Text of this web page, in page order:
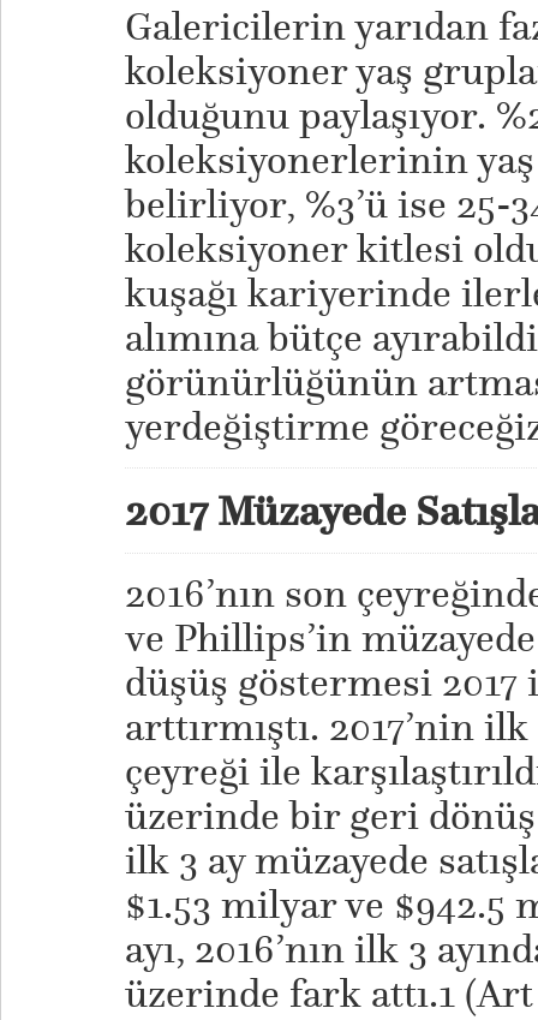
Galericilerin yarıdan
koleksiyoner yaş
olduğunu paylaşıyor.
koleksiyonerlerinin
belirliyor, %3’ü ise 25-
koleksiyoner kitlesi
kuşağı kariyerinde
alımına bütçe
görünürlüğünün
yerdeğiştirme
2017 Müzayede
2016’nın son
ve Phillips’in müzayede
düşüş göstermesi
arttırmıştı. 2017’nin
çeyreği ile
üzerinde bir geri
ilk 3 ay müzayede
$1.53 milyar ve $942.5
ayı, 2016’nın ilk 3
üzerinde fark attı.1 (Art